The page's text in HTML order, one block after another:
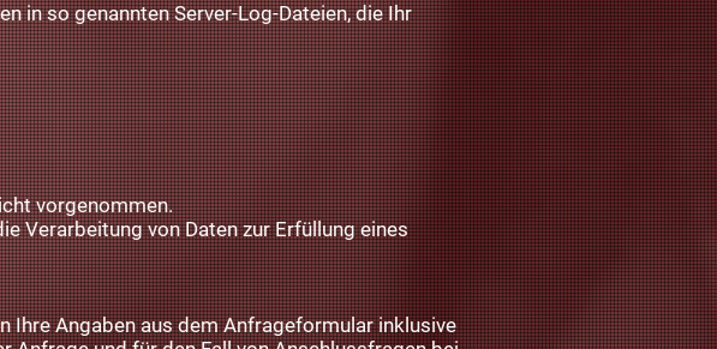
in so genannten Server-Log-Dateien, die Ihr
vorgenommen.
Verarbeitung von Daten zur Erfüllung eines
Ihre Angaben aus dem Anfrageformular inklusive